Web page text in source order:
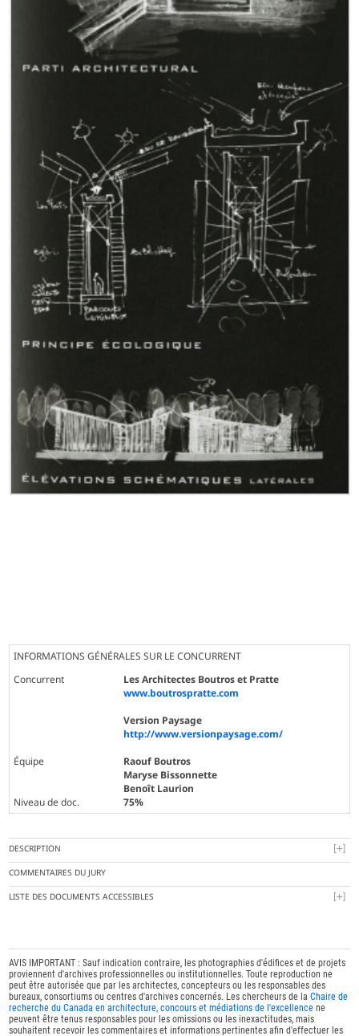
INFORMATIONS GÉNÉRALES SUR LE CONCURRENT
Concurrent
Les Architectes Boutros et Pratte
www.boutrospratte.com
Version Paysage
http://www.versionpaysage.com/
Équipe
Raouf Boutros
Maryse Bissonnette
Benoît Laurion
Niveau de doc.
75%
DESCRIPTION
COMMENTAIRES DU JURY
LISTE DES DOCUMENTS ACCESSIBLES
AVIS IMPORTANT : Sauf indication contraire, les photographies d'édifices et de projets
proviennent d'archives professionnelles ou institutionnelles. Toute reproduction ne
peut être autorisée que par les architectes, concepteurs ou les responsables des
bureaux, consortiums ou centres d'archives concernés. Les chercheurs de laChaire de
recherche du Canada en architecture, concours et médiations de l'excellence ne
peuvent être tenus responsables pour les omissions ou les inexactitudes, mais
souhaitent recevoir les commentaires et informations pertinentes afin d'effectuer les